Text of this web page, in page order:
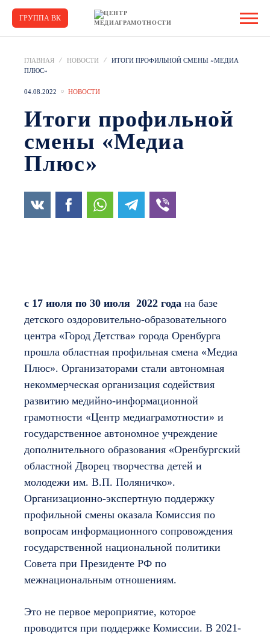
ГРУППА ВК
ГЛАВНАЯ НОВОСТИ
ИТОГИ ПРОФИЛЬНОЙ СМЕНЫ «МЕДИА
ПЛЮС»
04.08.2022 НОВОСТИ
Итоги профильной
смены «Медиа
Плюс»
с 17 июля по 30 июля 2022 года на базе
детского оздоровительно-образовательного
центра «Город Детства» города Оренбурга
прошла областная профильная смена «Медиа
Плюс». Организаторами стали автономная
некоммерческая организация содействия
развитию медийно-информационной
грамотности «Центр медиаграмотности» и
государственное автономное учреждение
дополнительного образования «Оренбургский
областной Дворец творчества детей и
молодежи им. В.П. Поляничко».
Организационно-экспертную поддержку
профильной смены оказала Комиссия по
вопросам информационного сопровождения
государственной национальной политики
Совета при Президенте РФ по
межнациональным отношениям.
Это не первое мероприятие, которое
проводится при поддержке Комиссии. В 2021-